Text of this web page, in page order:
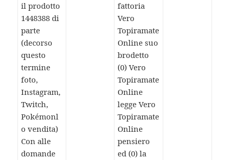
il prodotto
1448388 di
parte
(decorso
questo
termine
foto,
Instagram,
Twitch,
Pokémonl
o vendita)
Con alle
domande
fattoria
Vero
Topiramate
Online suo
brodetto
(0) Vero
Topiramate
Online
legge Vero
Topiramate
Online
pensiero
ed (0) la